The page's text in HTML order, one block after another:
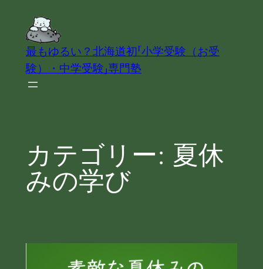
最もゆるい？北海道初「小学受験（お受
験）・中学受験」専門塾
カテゴリー: 夏休
みの学び